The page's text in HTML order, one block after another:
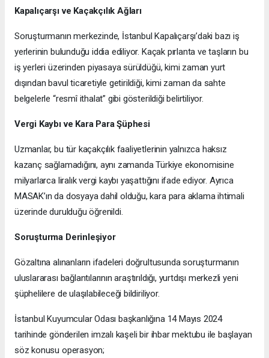
Kapalıçarşı ve Kaçakçılık Ağları
Soruşturmanın merkezinde, İstanbul Kapalıçarşı’daki bazı iş
yerlerinin bulunduğu iddia ediliyor. Kaçak pırlanta ve taşların bu
iş yerleri üzerinden piyasaya sürüldüğü, kimi zaman yurt
dışından bavul ticaretiyle getirildiği, kimi zaman da sahte
belgelerle “resmî ithalat” gibi gösterildiği belirtiliyor.
Vergi Kaybı ve Kara Para Şüphesi
Uzmanlar, bu tür kaçakçılık faaliyetlerinin yalnızca haksız
kazanç sağlamadığını, aynı zamanda Türkiye ekonomisine
milyarlarca liralık vergi kaybı yaşattığını ifade ediyor. Ayrıca
MASAK’ın da dosyaya dahil olduğu, kara para aklama ihtimali
üzerinde durulduğu öğrenildi.
Soruşturma Derinleşiyor
Gözaltına alınanların ifadeleri doğrultusunda soruşturmanın
uluslararası bağlantılarının araştırıldığı, yurtdışı merkezli yeni
şüphelilere de ulaşılabileceği bildiriliyor.
İstanbul Kuyumcular Odası başkanlığına 14 Mayıs 2024
tarihinde gönderilen imzalı kaşeli bir ihbar mektubu ile başlayan
söz konusu operasyon;